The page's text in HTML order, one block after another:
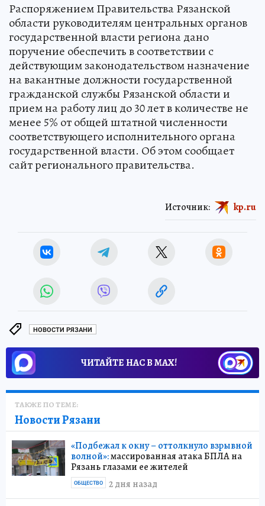
Распоряжением Правительства Рязанской
области руководителям центральных органов
государственной власти региона дано
поручение обеспечить в соответствии с
действующим законодательством назначение
на вакантные должности государственной
гражданской службы Рязанской области и
прием на работу лиц до 30 лет в количестве не
менее 5% от общей штатной численности
соответствующего исполнительного органа
государственной власти. Об этом сообщает
сайт регионального правительства.
Источник: kp.ru
НОВОСТИ РЯЗАНИ
ЧИТАЙТЕ НАС В МАХ!
ТАКЖЕ ПО ТЕМЕ:
Новости Рязани
«Подбежал к окну – оттолкнуло взрывной
волной»:массированная атака БПЛА на
Рязань глазами ее жителей
2 дня назад
ОБЩЕСТВО